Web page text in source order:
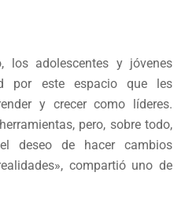
los adolescentes y jóvenes
por este espacio que les
y crecer como líderes.
pero, sobre todo,
deseo de hacer cambios
compartió uno de